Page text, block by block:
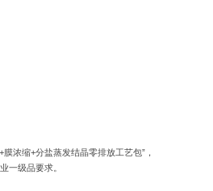
浓缩+分盐蒸发结晶零排放工艺包”，
一级品要求。